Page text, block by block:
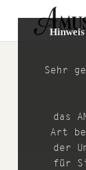
Sehr
das
Art
der
für